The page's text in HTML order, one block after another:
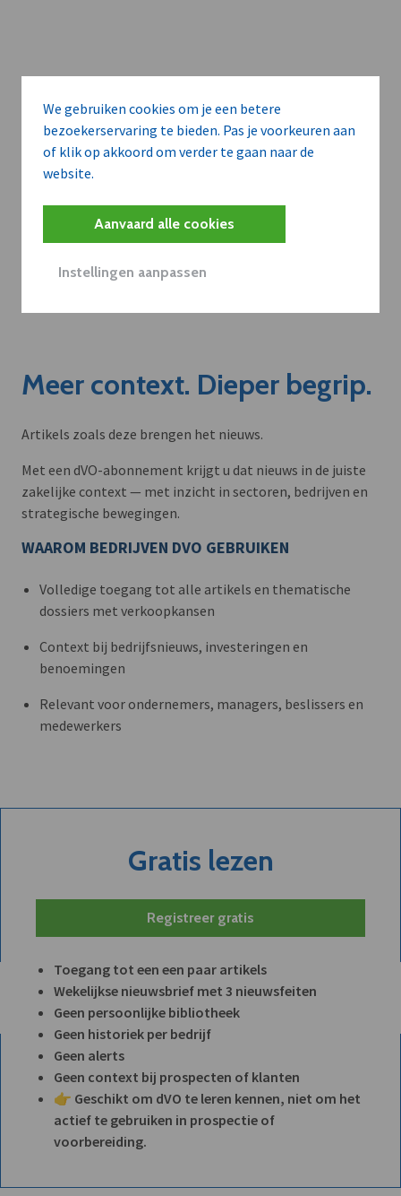
We gebruiken cookies om je een betere
bezoekerservaring te bieden. Pas je voorkeuren aan
of klik op akkoord om verder te gaan naar de
website.
Aanvaard alle cookies
Instellingen aanpassen
Meer context. Dieper begrip.
Artikels zoals deze brengen het nieuws.
Met een dVO-abonnement krijgt u dat nieuws in de juiste
zakelijke context — met inzicht in sectoren, bedrijven en
strategische bewegingen.
WAAROM BEDRIJVEN DVO GEBRUIKEN
Volledige toegang tot alle artikels en thematische
dossiers met verkoopkansen
Context bij bedrijfsnieuws, investeringen en
benoemingen
Relevant voor ondernemers, managers, beslissers en
medewerkers
Gratis lezen
Registreer gratis
Toegang tot een een paar artikels
Wekelijkse nieuwsbrief met 3 nieuwsfeiten
Geen persoonlijke bibliotheek
Geen historiek per bedrijf
Geen alerts
Geen context bij prospecten of klanten
👉 Geschikt om dVO te leren kennen, niet om het
actief te gebruiken in prospectie of
voorbereiding.